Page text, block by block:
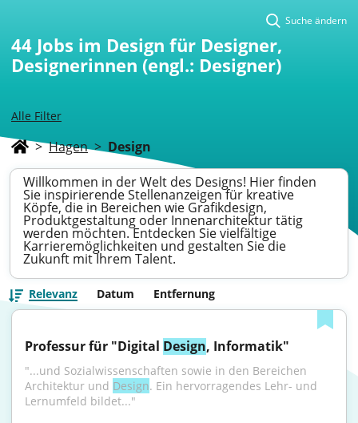
Alle Filter
Suche ändern
44 Jobs im Design für Designer,
Designerinnen (engl.: Designer)
> Hagen > Design
Willkommen in der Welt des Designs! Hier finden
Sie inspirierende Stellenanzeigen für kreative
Köpfe, die in Bereichen wie Grafikdesign,
Produktgestaltung oder Innenarchitektur tätig
werden möchten. Entdecken Sie vielfältige
Karrieremöglichkeiten und gestalten Sie die
Zukunft mit Ihrem Talent.
Relevanz Datum Entfernung
Professur für "Digital Design, Informatik"
"...und Sozialwissenschaften sowie in den Bereichen
Architektur und Design. Ein hervorragendes Lehr- und
Lernumfeld bildet..."